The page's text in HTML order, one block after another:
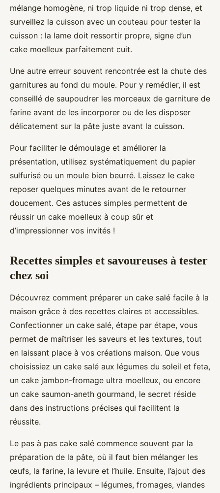
mélange homogène, ni trop liquide ni trop dense, et
surveillez la cuisson avec un couteau pour tester la
cuisson : la lame doit ressortir propre, signe d’un
cake moelleux parfaitement cuit.
Une autre erreur souvent rencontrée est la chute des
garnitures au fond du moule. Pour y remédier, il est
conseillé de saupoudrer les morceaux de garniture de
farine avant de les incorporer ou de les disposer
délicatement sur la pâte juste avant la cuisson.
Pour faciliter le démoulage et améliorer la
présentation, utilisez systématiquement du papier
sulfurisé ou un moule bien beurré. Laissez le cake
reposer quelques minutes avant de le retourner
doucement. Ces astuces simples permettent de
réussir un cake moelleux à coup sûr et
d’impressionner vos invités !
Recettes simples et savoureuses à tester
chez soi
Découvrez comment préparer un cake salé facile à la
maison grâce à des recettes claires et accessibles.
Confectionner un cake salé, étape par étape, vous
permet de maîtriser les saveurs et les textures, tout
en laissant place à vos créations maison. Que vous
choisissiez un cake salé aux légumes du soleil et feta,
un cake jambon-fromage ultra moelleux, ou encore
un cake saumon-aneth gourmand, le secret réside
dans des instructions précises qui facilitent la
réussite.
Le pas à pas cake salé commence souvent par la
préparation de la pâte, où il faut bien mélanger les
œufs, la farine, la levure et l’huile. Ensuite, l’ajout des
ingrédients principaux – légumes, fromages, viandes